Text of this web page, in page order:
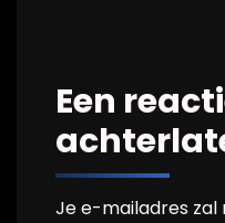
Een
Je e-mailadres zal